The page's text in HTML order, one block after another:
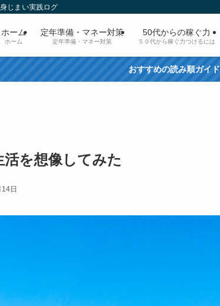
じまい実践ログ
ホーム
ホーム
定年準備・マネー対策
定年準備・マネー対策
50代からの稼ぐ力
５０代から稼ぐ力つけるには
おすすめの読み順ガイド
活を想像してみた
日